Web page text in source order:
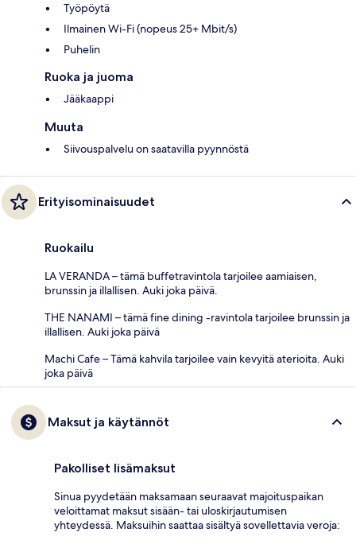
Työpöytä
Ilmainen Wi-Fi (nopeus 25+ Mbit/s)
Puhelin
Ruoka ja juoma
Jääkaappi
Muuta
Siivouspalvelu on saatavilla pyynnöstä
Erityisominaisuudet
Ruokailu
LA VERANDA – tämä buffetravintola tarjoilee aamiaisen,
brunssin ja illallisen. Auki joka päivä.
THE NANAMI – tämä fine dining -ravintola tarjoilee brunssin ja
illallisen. Auki joka päivä
Machi Cafe – Tämä kahvila tarjoilee vain kevyitä aterioita. Auki
joka päivä
Maksut ja käytännöt
Pakolliset lisämaksut
Sinua pyydetään maksamaan seuraavat majoituspaikan
veloittamat maksut sisään- tai uloskirjautumisen
yhteydessä. Maksuihin saattaa sisältyä sovellettavia veroja: